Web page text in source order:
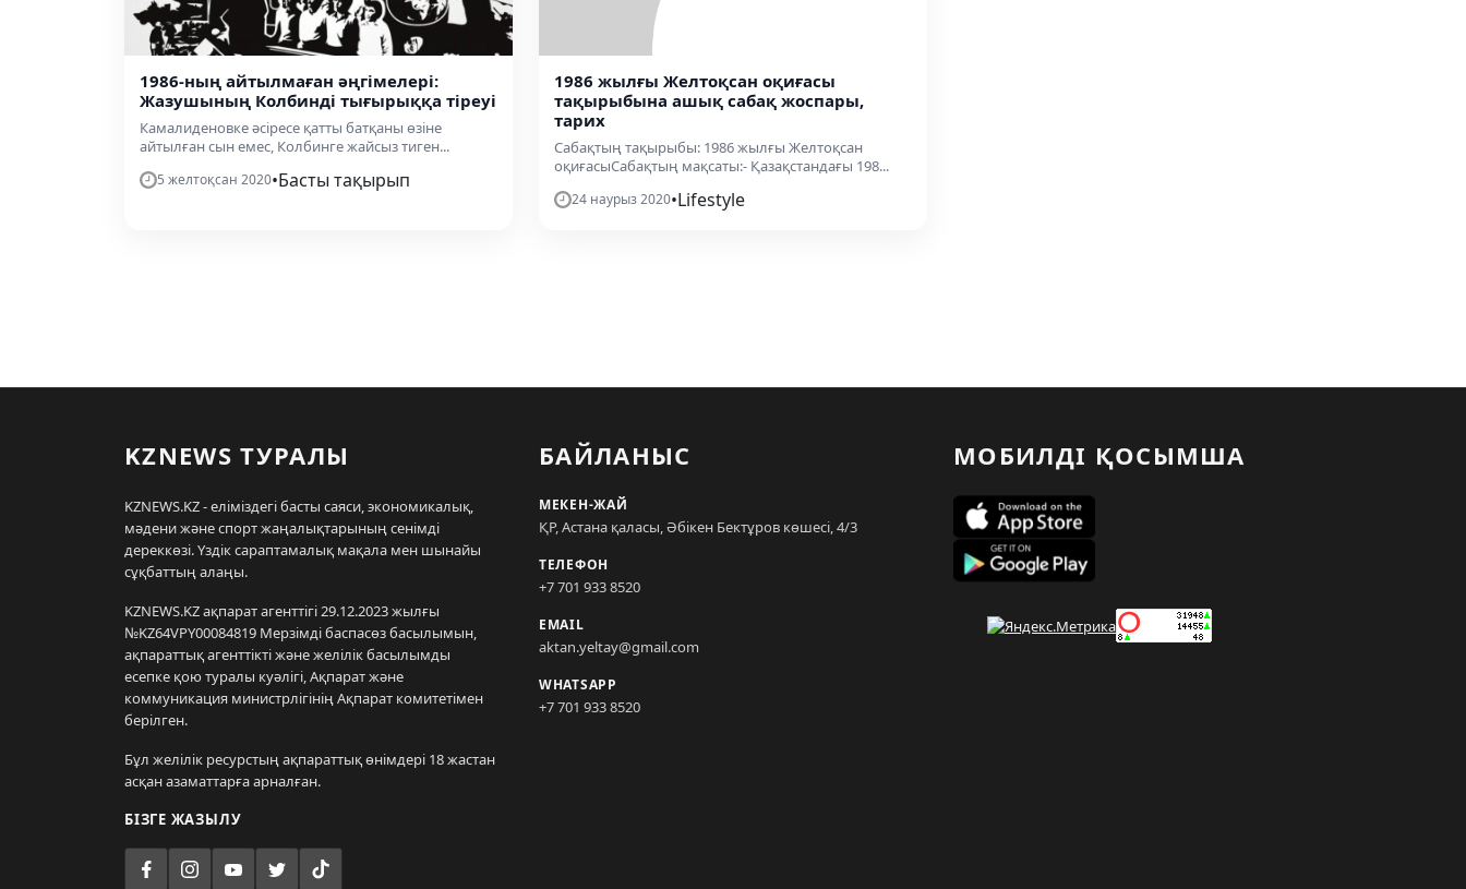
1986-ның айтылмаған әңгімелері:
Жазушының Колбинді тығырыққа тіреуі
Камалиденовке әсіресе қатты батқаны өзіне
айтылған сын емес, Колбинге жайсыз тиген...
5 желтоқсан 2020•Басты тақырып
1986 жылғы Желтоқсан оқиғасы
тақырыбына ашық сабақ жоспары,
тарих
Сабақтың тақырыбы: 1986 жылғы Желтоқсан
оқиғасыСабақтың мақсаты:- Қазақстандағы 198...
24 наурыз 2020•Lifestyle
KZNEWS ТУРАЛЫ
KZNEWS.KZ - еліміздегі басты саяси, экономикалық,
мәдени және спорт жаңалықтарының сенімді
дереккөзі. Үздік сараптамалық мақала мен шынайы
сұқбаттың алаңы.
KZNEWS.KZ ақпарат агенттігі 29.12.2023 жылғы
№KZ64VPY00084819 Мерзімді баспасөз басылымын,
ақпараттық агенттікті және желілік басылымды
есепке қою туралы куәлігі, Ақпарат және
коммуникация министрлігінің Ақпарат комитетімен
берілген.
Бұл желілік ресурстың ақпараттық өнімдері 18 жастан
асқан азаматтарға арналған.
БІЗГЕ ЖАЗЫЛУ
БАЙЛАНЫС
МЕКЕН-ЖАЙ
ҚР, Астана қаласы, Әбікен Бектұров көшесі, 4/3
ТЕЛЕФОН
+7 701 933 8520
EMAIL
aktan.yeltay@gmail.com
WHATSAPP
+7 701 933 8520
МОБИЛДІ ҚОСЫМША